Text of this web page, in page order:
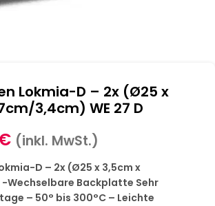
Lokmia-D – 2x (Ø25 x
3,4cm) WE 27 D
(inkl. MwSt.)
D – 2x (Ø25 x 3,5cm x
Wechselbare Backplatte Sehr
– 50° bis 300°C – Leichte